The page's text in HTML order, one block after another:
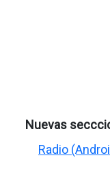
Nuevas
Radio